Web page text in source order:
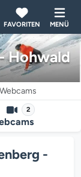
FAVORITEN MENÜ
Hohwald
Webcams
2
-